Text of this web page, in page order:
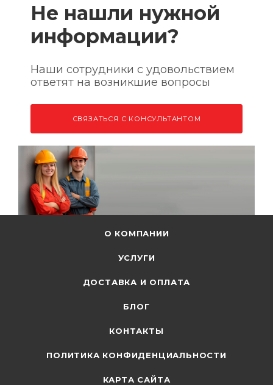
Не нашли нужной
информации?
Наши сотрудники с удовольствием
ответят на возникшие вопросы
СВЯЗАТЬСЯ С КОНСУЛЬТАНТОМ
О КОМПАНИИ
УСЛУГИ
ДОСТАВКА И ОПЛАТА
БЛОГ
КОНТАКТЫ
ПОЛИТИКА КОНФИДЕНЦИАЛЬНОСТИ
КАРТА САЙТА